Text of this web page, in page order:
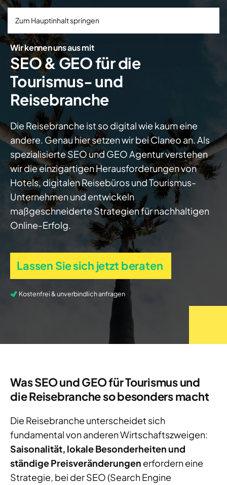
Zum Hauptinhalt springen
Wir kennen uns aus mit
SEO & GEO für die
Tourismus- und
Reisebranche
Die Reisebranche ist so digital wie kaum eine
andere. Genau hier setzen wir bei Claneo an. Als
spezialisierte SEO und GEO Agentur verstehen
wir die einzigartigen Herausforderungen von
Hotels, digitalen Reisebüros und Tourismus-
Unternehmen und entwickeln
maßgeschneiderte Strategien für nachhaltigen
Online-Erfolg.
Lassen Sie sich jetzt beraten
Kostenfrei & unverbindlich anfragen
Was SEO und GEO für Tourismus und
die Reisebranche so besonders macht
Die Reisebranche unterscheidet sich
fundamental von anderen Wirtschaftszweigen:
Saisonalität, lokale Besonderheiten und
ständige Preisveränderungen erfordern eine
Strategie, bei der SEO (Search Engine